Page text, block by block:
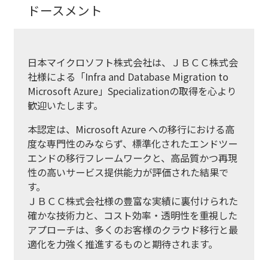
ドースメント
日本マイクロソフト株式会社は、ＪＢＣＣ株式会
社様による「Infra and Database Migration to
Microsoft Azure」Specializationの取得を心より
歓迎いたします。
本認定は、Microsoft Azure への移行における高
度な専門性のみならず、標準化されたエンドツー
エンドの移行フレームワークと、高品質かつ再現
性の高いサービス提供能力が評価された結果で
す。
ＪＢＣＣ株式会社様の豊富な実績に裏付けられた
確かな技術力と、コスト効率・透明性を重視した
アプローチは、多くのお客様のクラウド移行と最
適化を力強く推進するものと期待されます。